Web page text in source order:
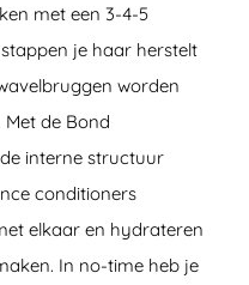
met een 3-4-5
je haar herstelt
worden
de Bond
interne structuur
conditioners
elkaar en hydrateren
In no-time heb je